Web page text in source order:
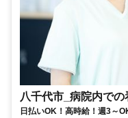
八千代市_病院内で
日払いOK！高時給！週3～